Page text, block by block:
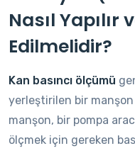
Nasıl Yapılır
Edilmelidir?
Kan basıncı ölçümü
yerleştirilen bir manşon
manşon, bir pompa
ölçmek için gereken